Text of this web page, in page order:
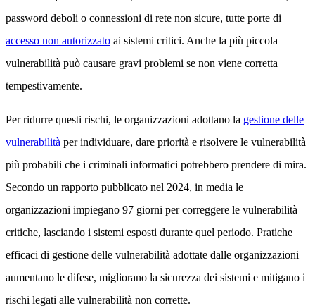
password deboli o connessioni di rete non sicure, tutte porte di
accesso non autorizzato ai sistemi critici. Anche la più piccola
vulnerabilità può causare gravi problemi se non viene corretta
tempestivamente.
Per ridurre questi rischi, le organizzazioni adottano la gestione delle
vulnerabilità per individuare, dare priorità e risolvere le vulnerabilità
più probabili che i criminali informatici potrebbero prendere di mira.
Secondo un rapporto pubblicato nel 2024, in media le
organizzazioni impiegano 97 giorni per correggere le vulnerabilità
critiche, lasciando i sistemi esposti durante quel periodo. Pratiche
efficaci di gestione delle vulnerabilità adottate dalle organizzazioni
aumentano le difese, migliorano la sicurezza dei sistemi e mitigano i
rischi legati alle vulnerabilità non corrette.